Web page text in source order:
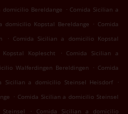
domicilio Bereldange . Comida Sicilian a
domicilio Kopstal Bereldange . Comida
. Comida Sicilian a domicilio Kopstal
Koplescht . Comida Sicilian a
Walferdingen Bereldingen . Comida
Sicilian a domicilio Steinsel Heisdorf
.
. Comida Sicilian a domicilio Steinsel
.
Comida Sicilian a domicilio